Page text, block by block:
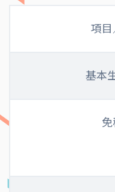
項
基本
免